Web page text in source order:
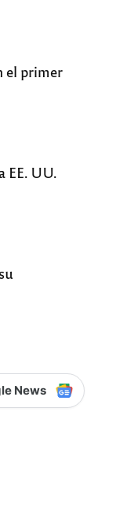
el primer
EE. UU.
News